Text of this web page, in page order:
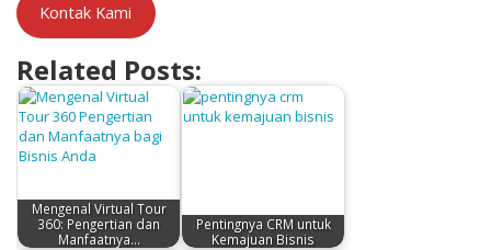
Kontak Kami
Related Posts:
Mengenal Virtual Tour
360: Pengertian dan
Manfaatnya…
Pentingnya CRM untuk
Kemajuan Bisnis